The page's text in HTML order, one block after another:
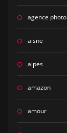
agence photo
aisne
alpes
amazon
amour